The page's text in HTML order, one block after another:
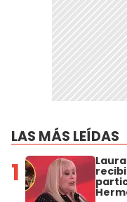
LAS MÁS LEÍDAS
1